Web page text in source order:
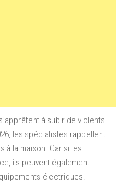
à subir de violents
les spécialistes rappellent
à la maison. Car si les
ils peuvent également
électriques.